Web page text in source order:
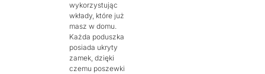
wykorzystując
wkłady, które już
masz w domu.
Każda poduszka
posiada ukryty
zamek, dzięki
czemu poszewki